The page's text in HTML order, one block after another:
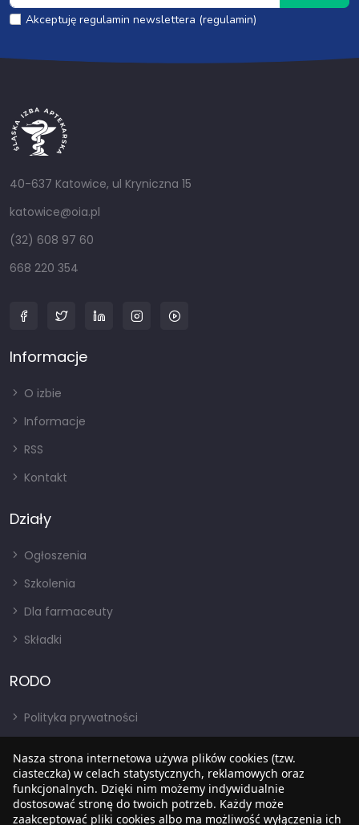
Akceptuję regulamin newslettera (regulamin)
40-637 Katowice, ul Kryniczna 15
katowice@oia.pl
(32) 608 97 60
668 220 354
Informacje
O izbie
Informacje
RSS
Kontakt
Działy
Ogłoszenia
Szkolenia
Dla farmaceuty
Składki
RODO
Polityka prywatności
RODO
BIP
Nasza strona internetowa używa plików cookies (tzw.
ciasteczka) w celach statystycznych, reklamowych oraz
funkcjonalnych. Dzięki nim możemy indywidualnie
dostosować stronę do twoich potrzeb. Każdy może
zaakceptować pliki cookies albo ma możliwość wyłączenia ich